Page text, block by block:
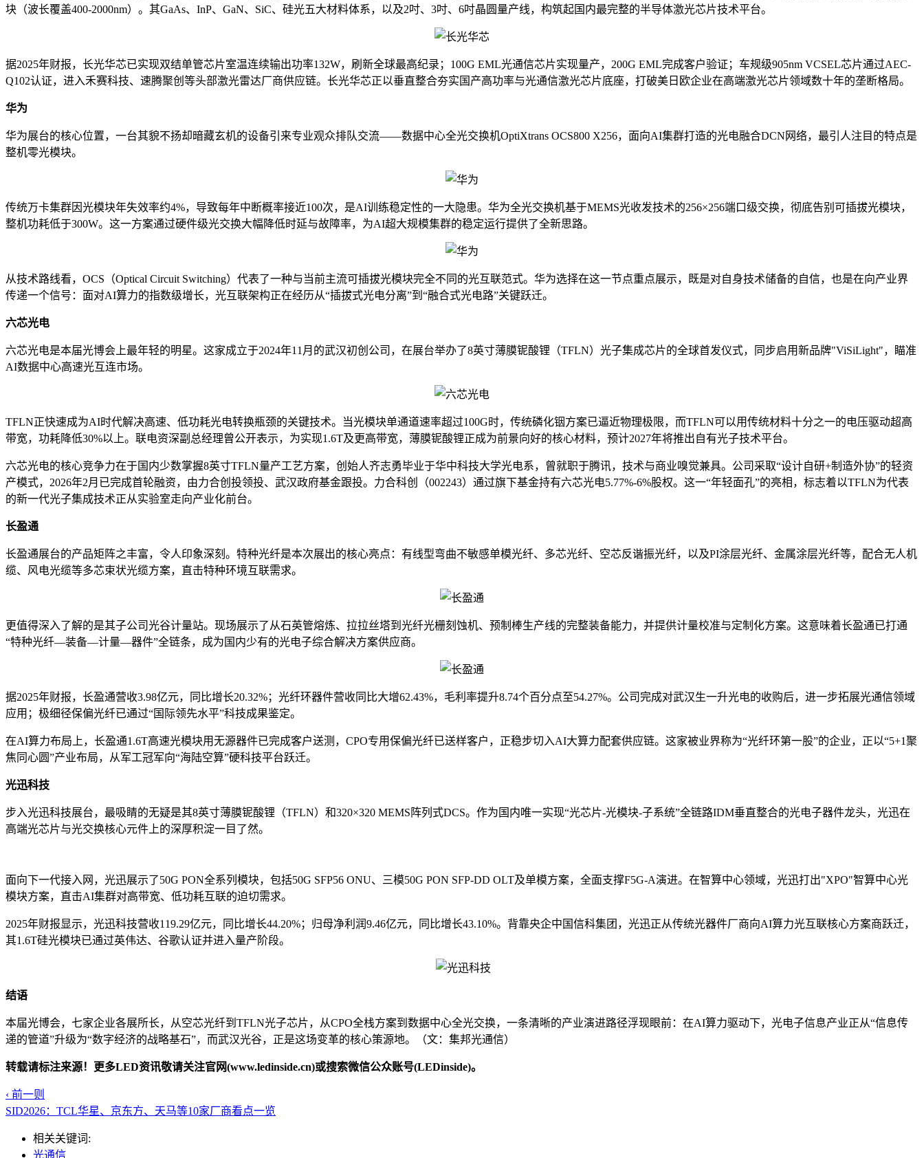
块（波长覆盖400-2000nm）。其GaAs、InP、GaN、SiC、硅光五大材料体系，以及2吋、3吋、6吋晶圆量产线，构筑起国内最完整的半导体激光芯片技术平台。
据2025年财报，长光华芯已实现双结单管芯片室温连续输出功率132W，刷新全球最高纪录；100G EML光通信芯片实现量产，200G EML完成客户验证；车规级905nm VCSEL芯片通过AEC-
Q102认证，进入禾赛科技、速腾聚创等头部激光雷达厂商供应链。长光华芯正以垂直整合夯实国产高功率与光通信激光芯片底座，打破美日欧企业在高端激光芯片领域数十年的垄断格局。
华为
华为展台的核心位置，一台其貌不扬却暗藏玄机的设备引来专业观众排队交流——数据中心全光交换机OptiXtrans OCS800 X256，面向AI集群打造的光电融合DCN网络，最引人注目的特点是
整机零光模块。
传统万卡集群因光模块年失效率约4%，导致每年中断概率接近100次，是AI训练稳定性的一大隐患。华为全光交换机基于MEMS光收发技术的256×256端口级交换，彻底告别可插拔光模块，
整机功耗低于300W。这一方案通过硬件级光交换大幅降低时延与故障率，为AI超大规模集群的稳定运行提供了全新思路。
从技术路线看，OCS（Optical Circuit Switching）代表了一种与当前主流可插拔光模块完全不同的光互联范式。华为选择在这一节点重点展示，既是对自身技术储备的自信，也是在向产业界
传递一个信号：面对AI算力的指数级增长，光互联架构正在经历从“插拔式光电分离”到“融合式光电路”关键跃迁。
六芯光电
六芯光电是本届光博会上最年轻的明星。这家成立于2024年11月的武汉初创公司，在展台举办了8英寸薄膜铌酸锂（TFLN）光子集成芯片的全球首发仪式，同步启用新品牌"ViSiLight"，瞄准
AI数据中心高速光互连市场。
TFLN正快速成为AI时代解决高速、低功耗光电转换瓶颈的关键技术。当光模块单通道速率超过100G时，传统磷化铟方案已逼近物理极限，而TFLN可以用传统材料十分之一的电压驱动超高
带宽，功耗降低30%以上。联电资深副总经理曾公开表示，为实现1.6T及更高带宽，薄膜铌酸锂正成为前景向好的核心材料，预计2027年将推出自有光子技术平台。
六芯光电的核心竞争力在于国内少数掌握8英寸TFLN量产工艺方案，创始人齐志勇毕业于华中科技大学光电系，曾就职于腾讯，技术与商业嗅觉兼具。公司采取“设计自研+制造外协”的轻资
产模式，2026年2月已完成首轮融资，由力合创投领投、武汉政府基金跟投。力合科创（002243）通过旗下基金持有六芯光电5.77%-6%股权。这一“年轻面孔”的亮相，标志着以TFLN为代表
的新一代光子集成技术正从实验室走向产业化前台。
长盈通
长盈通展台的产品矩阵之丰富，令人印象深刻。特种光纤是本次展出的核心亮点：有线型弯曲不敏感单模光纤、多芯光纤、空芯反谐振光纤，以及PI涂层光纤、金属涂层光纤等，配合无人机
缆、风电光缆等多芯束状光缆方案，直击特种环境互联需求。
更值得深入了解的是其子公司光谷计量站。现场展示了从石英管熔炼、拉拉丝塔到光纤光栅刻蚀机、预制棒生产线的完整装备能力，并提供计量校准与定制化方案。这意味着长盈通已打通
“特种光纤—装备—计量—器件”全链条，成为国内少有的光电子综合解决方案供应商。
据2025年财报，长盈通营收3.98亿元，同比增长20.32%；光纤环器件营收同比大增62.43%，毛利率提升8.74个百分点至54.27%。公司完成对武汉生一升光电的收购后，进一步拓展光通信领域
应用；极细径保偏光纤已通过“国际领先水平”科技成果鉴定。
在AI算力布局上，长盈通1.6T高速光模块用无源器件已完成客户送测，CPO专用保偏光纤已送样客户，正稳步切入AI大算力配套供应链。这家被业界称为“光纤环第一股”的企业，正以“5+1聚
焦同心圆”产业布局，从军工冠军向“海陆空算”硬科技平台跃迁。
光迅科技
步入光迅科技展台，最吸睛的无疑是其8英寸薄膜铌酸锂（TFLN）和320×320 MEMS阵列式DCS。作为国内唯一实现“光芯片-光模块-子系统”全链路IDM垂直整合的光电子器件龙头，光迅在
高端光芯片与光交换核心元件上的深厚积淀一目了然。
面向下一代接入网，光迅展示了50G PON全系列模块，包括50G SFP56 ONU、三模50G PON SFP-DD OLT及单模方案，全面支撑F5G-A演进。在智算中心领域，光迅打出"XPO"智算中心光
模块方案，直击AI集群对高带宽、低功耗互联的迫切需求。
2025年财报显示，光迅科技营收119.29亿元，同比增长44.20%；归母净利润9.46亿元，同比增长43.10%。背靠央企中国信科集团，光迅正从传统光器件厂商向AI算力光互联核心方案商跃迁，
其1.6T硅光模块已通过英伟达、谷歌认证并进入量产阶段。
结语
本届光博会，七家企业各展所长，从空芯光纤到TFLN光子芯片，从CPO全栈方案到数据中心全光交换，一条清晰的产业演进路径浮现眼前：在AI算力驱动下，光电子信息产业正从“信息传
递的管道”升级为“数字经济的战略基石”，而武汉光谷，正是这场变革的核心策源地。（文：集邦光通信）
转载请标注来源！更多LED资讯敬请关注官网(www.ledinside.cn)或搜索微信公众账号(LEDinside)。
‹ 前一则
SID2026：TCL华星、京东方、天马等10家厂商看点一览
相关关键词:
光通信